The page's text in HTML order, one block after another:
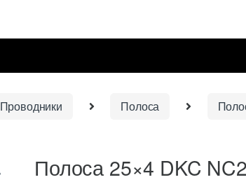
Проводники Полоса
Полоса 25×4 DKC